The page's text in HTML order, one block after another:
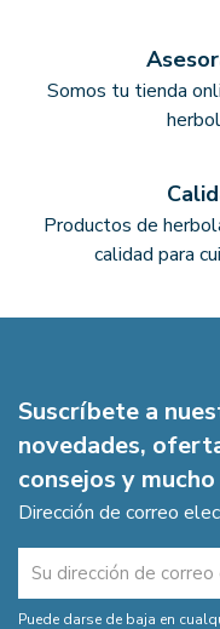
Somos tu tienda
Productos de
calidad para
Suscríbete a
novedades,
consejos y mucho
Dirección de correo
Puede darse de baja en